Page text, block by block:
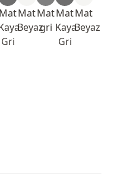
Mat
Gri
Mat
Beyaz
Mat
gri
Mat
Kaya
Gri
Mat
Beyaz